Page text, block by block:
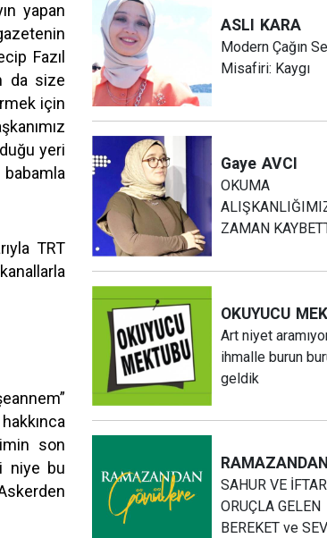
yapan
Fazıl
da size
için
yeri
TRT
son
niye bu
ASLI KARA
Modern Çağın
Misafiri: Kaygı
Gaye AVCI
OKUMA
ZAMAN
OKUYUCU
Art niyet
ihmalle burun
geldik
RAMAZANDAN
SAHUR VE İFTAR
ORUÇLA GELEN
BEREKET ve